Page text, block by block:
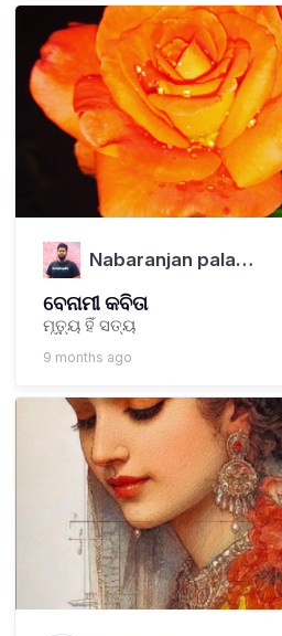
Nabaranjan pala…
ବେନାମୀ କବିତା
ମୃତ୍ୟୁ ହିଁ ସତ୍ୟ
9 months ago